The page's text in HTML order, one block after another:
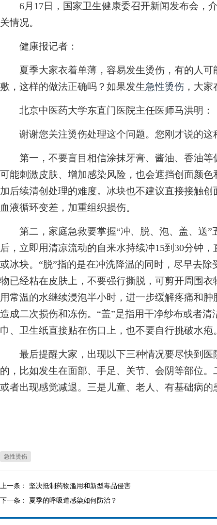
6月17日，国家卫生健康委召开新闻发布会，
关情况。
健康报记者：
夏季大家衣着单薄，容易发生烫伤，有的人可
敷，这样的做法正确吗？如果发生急性烫伤 ，大
北京中医药大学东直门医院主任医师马洪明：
谢谢您关注烫伤处理这个问题。您刚才说的这
第一，不要盲目相信涂抹牙膏、酱油、香油等
可能刺激皮肤、增加感染风险，也会遮挡创面颜
加后续清创处理的难度。冰块也不建议直接接触
血液循环变差，加重组织损伤。
第二，家庭急救要掌握“冲、脱、泡、盖、送”
后，立即用清凉流动的自来水持续冲15到30分钟
或冰块。“脱”指的是在冲洗降温的同时，尽早去
物已经粘在皮肤上，不要强行撕脱，可剪开周围
用常温的水继续浸泡半小时，进一步缓解疼痛和
造成二次损伤和冻伤。“盖”是指用干净纱布或者
巾、卫生纸直接贴在伤口上，也不要自行挑破水
最后提醒大家，出现以下三种情况要尽快到医
的，比如发生在面部、手足、关节、会阴等部位
或者出现感觉减退。三是儿童、老人、有基础病
急性烫伤
上一条： 坚决抵制药物滥用和新型毒品侵害
下一条： 夏季的呼吸道感染如何防治？